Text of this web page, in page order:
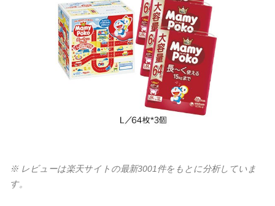
※ レビューは楽天サイトの最新3001件をもとに分析していま
す。